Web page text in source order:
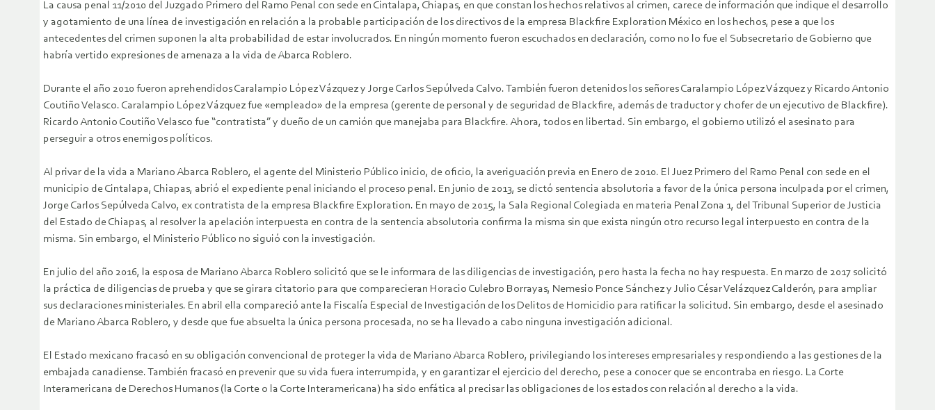
La causa penal 11/2010 del Juzgado Primero del Ramo Penal con sede en Cintalapa, Chiapas, en que constan los hechos relativos al crimen, carece de información que indique el desarrollo
y agotamiento de una línea de investigación en relación a la probable participación de los directivos de la empresa Blackfire Exploration México en los hechos, pese a que los
antecedentes del crimen suponen la alta probabilidad de estar involucrados. En ningún momento fueron escuchados en declaración, como no lo fue el Subsecretario de Gobierno que
habría vertido expresiones de amenaza a la vida de Abarca Roblero.
Durante el año 2010 fueron aprehendidos Caralampio López Vázquez y Jorge Carlos Sepúlveda Calvo. También fueron detenidos los señores Caralampio López Vázquez y Ricardo Antonio
Coutiño Velasco. Caralampio López Vázquez fue «empleado» de la empresa (gerente de personal y de seguridad de Blackfire, además de traductor y chofer de un ejecutivo de Blackfire).
Ricardo Antonio Coutiño Velasco fue “contratista” y dueño de un camión que manejaba para Blackfire. Ahora, todos en libertad. Sin embargo, el gobierno utilizó el asesinato para
perseguir a otros enemigos políticos.
Al privar de la vida a Mariano Abarca Roblero, el agente del Ministerio Público inicio, de oficio, la averiguación previa en Enero de 2010. El Juez Primero del Ramo Penal con sede en el
municipio de Cintalapa, Chiapas, abrió el expediente penal iniciando el proceso penal. En junio de 2013, se dictó sentencia absolutoria a favor de la única persona inculpada por el crimen,
Jorge Carlos Sepúlveda Calvo, ex contratista de la empresa Blackfire Exploration. En mayo de 2015, la Sala Regional Colegiada en materia Penal Zona 1, del Tribunal Superior de Justicia
del Estado de Chiapas, al resolver la apelación interpuesta en contra de la sentencia absolutoria confirma la misma sin que exista ningún otro recurso legal interpuesto en contra de la
misma. Sin embargo, el Ministerio Público no siguió con la investigación.
En julio del año 2016, la esposa de Mariano Abarca Roblero solicitó que se le informara de las diligencias de investigación, pero hasta la fecha no hay respuesta. En marzo de 2017 solicitó
la práctica de diligencias de prueba y que se girara citatorio para que comparecieran Horacio Culebro Borrayas, Nemesio Ponce Sánchez y Julio César Velázquez Calderón, para ampliar
sus declaraciones ministeriales. En abril ella compareció ante la Fiscalía Especial de Investigación de los Delitos de Homicidio para ratificar la solicitud. Sin embargo, desde el asesinado
de Mariano Abarca Roblero, y desde que fue absuelta la única persona procesada, no se ha llevado a cabo ninguna investigación adicional.
El Estado mexicano fracasó en su obligación convencional de proteger la vida de Mariano Abarca Roblero, privilegiando los intereses empresariales y respondiendo a las gestiones de la
embajada canadiense. También fracasó en prevenir que su vida fuera interrumpida, y en garantizar el ejercicio del derecho, pese a conocer que se encontraba en riesgo. La Corte
Interamericana de Derechos Humanos (la Corte o la Corte Interamericana) ha sido enfática al precisar las obligaciones de los estados con relación al derecho a la vida.